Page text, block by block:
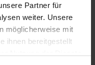
Partner für
weiter. Unsere
möglicherweise mit
ihnen bereitgestellt
245 PS